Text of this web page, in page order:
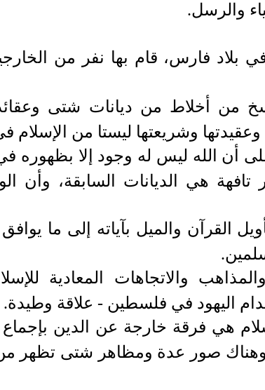
والرسل.
بلاد فارس، قام بها نفر من
من أخلاط من ديانات شتى
وعقيدتها وشريعتها ليستا من
أن الله ليس له وجود إلا بظهوره
هي الديانات السابقة، وأن
القرآن والميل بآياته إلى ما
والمذاهب والاتجاهات المعادية
أقدام اليهود في فلسطين - علاقة وطيدة.
هي فرقة خارجة عن الدين
وهناك صور عدة ومظاهر شتى تظهر من